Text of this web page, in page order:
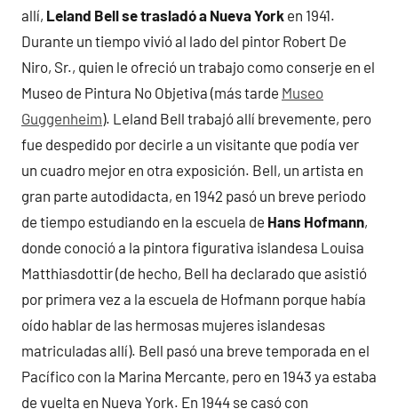
allí, Leland Bell se trasladó a Nueva York en 1941.
Durante un tiempo vivió al lado del pintor Robert De
Niro, Sr., quien le ofreció un trabajo como conserje en el
Museo de Pintura No Objetiva (más tarde Museo
Guggenheim). Leland Bell trabajó allí brevemente, pero
fue despedido por decirle a un visitante que podía ver
un cuadro mejor en otra exposición. Bell, un artista en
gran parte autodidacta, en 1942 pasó un breve periodo
de tiempo estudiando en la escuela de Hans Hofmann,
donde conoció a la pintora figurativa islandesa Louisa
Matthiasdottir (de hecho, Bell ha declarado que asistió
por primera vez a la escuela de Hofmann porque había
oído hablar de las hermosas mujeres islandesas
matriculadas allí). Bell pasó una breve temporada en el
Pacífico con la Marina Mercante, pero en 1943 ya estaba
de vuelta en Nueva York. En 1944 se casó con